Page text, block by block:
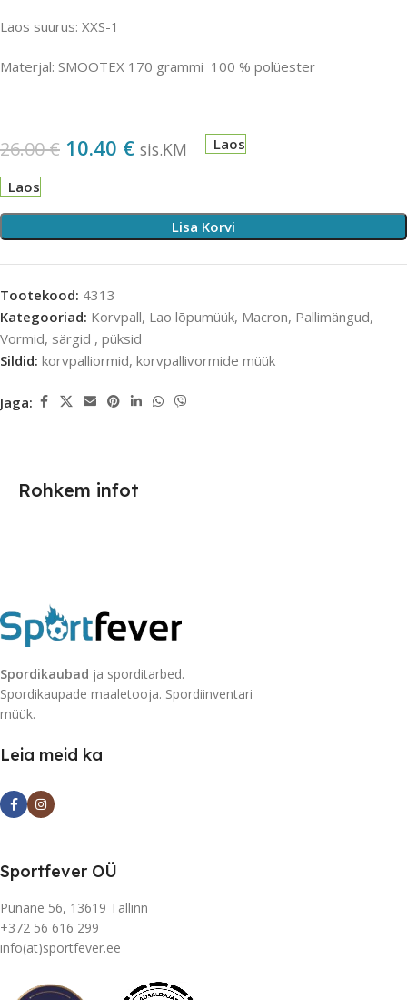
Laos suurus: XXS-1
Materjal: SMOOTEX 170 grammi 100 % polüester
26.00€ 10.40 € sis.KM Laos
Laos
Lisa Korvi
Tootekood: 4313
Kategooriad: Korvpall, Lao lõpumüük, Macron, Pallimängud,
Vormid, särgid , püksid
Sildid: korvpalliormid, korvpallivormide müük
Jaga:
Rohkem infot
Spordikaubad ja sporditarbed.
Spordikaupade maaletooja. Spordiinventari
müük.
Leia meid ka
Sportfever OÜ
Punane 56, 13619 Tallinn
+372 56 616 299
info(at)sportfever.ee